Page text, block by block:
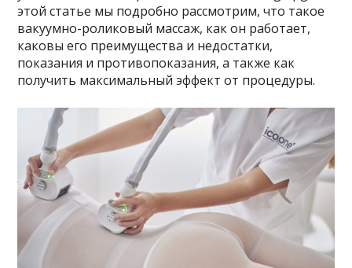
этой статье мы подробно рассмотрим, что такое
вакуумно-роликовый массаж, как он работает,
каковы его преимущества и недостатки,
показания и противопоказания, а также как
получить максимальный эффект от процедуры.